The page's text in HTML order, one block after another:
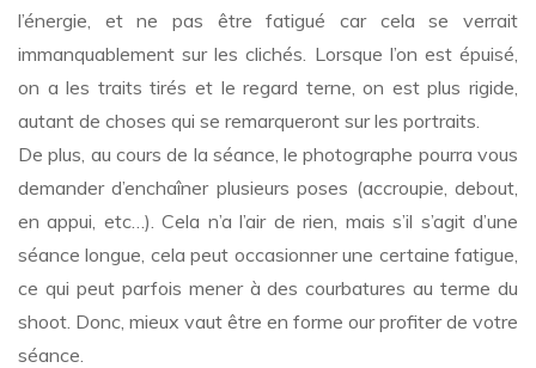
l’énergie, et ne pas être fatigué car cela se verrait
immanquablement sur les clichés. Lorsque l’on est épuisé,
on a les traits tirés et le regard terne, on est plus rigide,
autant de choses qui se remarqueront sur les portraits.
De plus, au cours de la séance, le photographe pourra vous
demander d’enchaîner plusieurs poses (accroupie, debout,
en appui, etc…). Cela n’a l’air de rien, mais s’il s’agit d’une
séance longue, cela peut occasionner une certaine fatigue,
ce qui peut parfois mener à des courbatures au terme du
shoot. Donc, mieux vaut être en forme our profiter de votre
séance.